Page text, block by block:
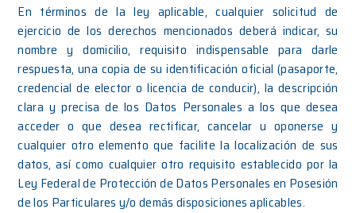
En términos de la ley aplicable, cualquier solicitud de
ejercicio de los derechos mencionados deberá indicar, su
nombre y domicilio, requisito indispensable para darle
respuesta, una copia de su identificación oficial (pasaporte,
credencial de elector o licencia de conducir), la descripción
clara y precisa de los Datos Personales a los que desea
acceder o que desea rectificar, cancelar u oponerse y
cualquier otro elemento que facilite la localización de sus
datos, así como cualquier otro requisito establecido por la
Ley Federal de Protección de Datos Personales en Posesión
de los Particulares y/o demás disposiciones aplicables.